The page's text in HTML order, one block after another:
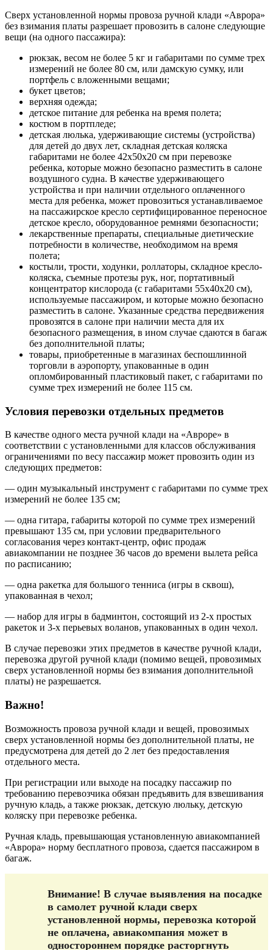
Сверх установленной нормы провоза ручной клади «Аврора»
без взимания платы разрешает провозить в салоне следующие
вещи (на одного пассажира):
рюкзак, весом не более 5 кг и габаритами по сумме трех
измерений не более 80 см, или дамскую сумку, или
портфель с вложенными вещами;
букет цветов;
верхняя одежда;
детское питание для ребенка на время полета;
костюм в портпледе;
детская люлька, удерживающие системы (устройства)
для детей до двух лет, складная детская коляска
габаритами не более 42х50х20 см при перевозке
ребенка, которые можно безопасно разместить в салоне
воздушного судна. В качестве удерживающего
устройства и при наличии отдельного оплаченного
места для ребенка, может провозиться устанавливаемое
на пассажирское кресло сертифицированное переносное
детское кресло, оборудованное ремнями безопасности;
лекарственные препараты, специальные диетические
потребности в количестве, необходимом на время
полета;
костыли, трости, ходунки, роллаторы, складное кресло-
коляска, съемные протезы рук, ног, портативный
концентратор кислорода (с габаритами 55х40х20 см),
используемые пассажиром, и которые можно безопасно
разместить в салоне. Указанные средства передвижения
провозятся в салоне при наличии места для их
безопасного размещения, в ином случае сдаются в багаж
без дополнительной платы;
товары, приобретенные в магазинах беспошлинной
торговли в аэропорту, упакованные в один
опломбированный пластиковый пакет, с габаритами по
сумме трех измерений не более 115 см.
Условия перевозки отдельных предметов
В качестве одного места ручной клади на «Авроре» в
соответствии с установленными для классов обслуживания
ограничениями по весу пассажир может провозить один из
следующих предметов:
— один музыкальный инструмент с габаритами по сумме трех
измерений не более 135 см;
— одна гитара, габариты которой по сумме трех измерений
превышают 135 см, при условии предварительного
согласования через контакт-центр, офис продаж
авиакомпании не позднее 36 часов до времени вылета рейса
по расписанию;
— одна ракетка для большого тенниса (игры в сквош),
упакованная в чехол;
— набор для игры в бадминтон, состоящий из 2-х простых
ракеток и 3-х перьевых воланов, упакованных в один чехол.
В случае перевозки этих предметов в качестве ручной клади,
перевозка другой ручной клади (помимо вещей, провозимых
сверх установленной нормы без взимания дополнительной
платы) не разрешается.
Важно!
Возможность провоза ручной клади и вещей, провозимых
сверх установленной нормы без дополнительной платы, не
предусмотрена для детей до 2 лет без предоставления
отдельного места.
При регистрации или выходе на посадку пассажир по
требованию перевозчика обязан предъявить для взвешивания
ручную кладь, а также рюкзак, детскую люльку, детскую
коляску при перевозке ребенка.
Ручная кладь, превышающая установленную авиакомпанией
«Аврора» норму бесплатного провоза, сдается пассажиром в
багаж.
Внимание! В случае выявления на посадке
в самолет ручной клади сверх
установленной нормы, перевозка которой
не оплачена, авиакомпания может в
одностороннем порядке расторгнуть